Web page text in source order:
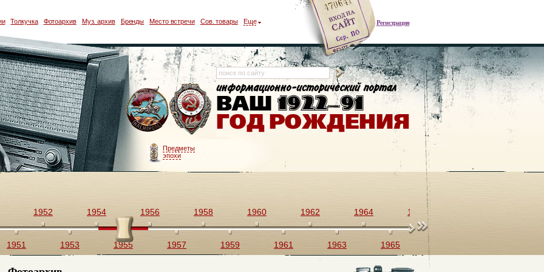
Регистрация
Толкучка Фотоархив Муз. архив Бренды Место встречи Сов. товары Еще
Предметы
эпохи
1951
1952
1953
1954
1955
1956
1957
1958
1959
1960
1961
1962
1963
1964
1965
1966